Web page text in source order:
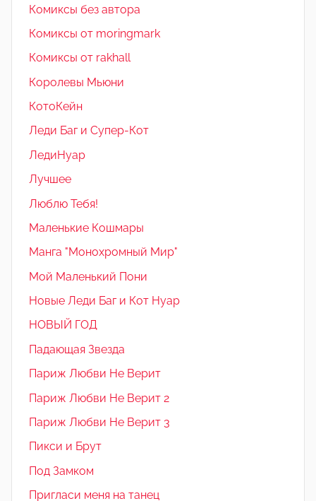
Комиксы без автора
Комиксы от moringmark
Комиксы от rakhall
Королевы Мьюни
КотоКейн
Леди Баг и Супер-Кот
ЛедиНуар
Лучшее
Люблю Тебя!
Маленькие Кошмары
Манга "Монохромный Мир"
Мой Маленький Пони
Новые Леди Баг и Кот Нуар
НОВЫЙ ГОД
Падающая Звезда
Париж Любви Не Верит
Париж Любви Не Верит 2
Париж Любви Не Верит 3
Пикси и Брут
Под Замком
Пригласи меня на танец